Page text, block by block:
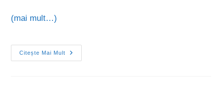
(mai mult…)
Citește Mai Mult